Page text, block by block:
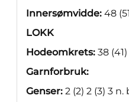
Innersømvidde: 48
LOKK
Hodeomkrets: 38
Garnforbruk:
Genser: 2 (2) 2 (3) 3